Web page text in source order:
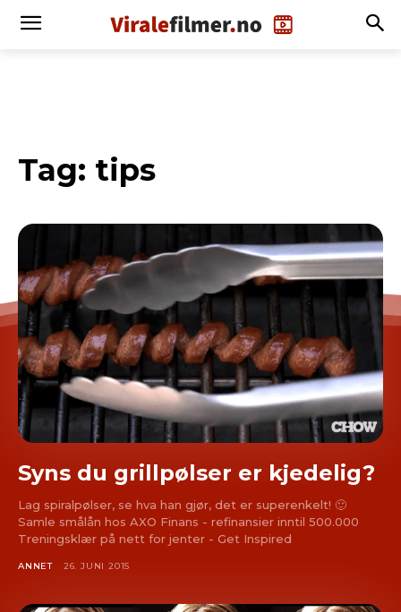
Tag: tips
Syns du grillpølser er kjedelig?
Lag spiralpølser, se hva han gjør, det er superenkelt! 🙂
Samle smålån hos AXO Finans - refinansier inntil 500.000
Treningsklær på nett for jenter - Get Inspired
ANNET 26. JUNI 2015